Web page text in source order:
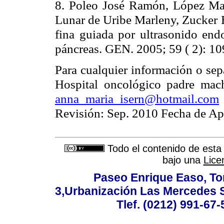
8. Poleo José Ramón, López
Lunar de Uribe Marleny,
fina guiada por ultrasonido
páncreas. GEN. 2005; 59 ( 2):
Para cualquier información o
Hospital oncológico padre
anna_maria_isern@hotmail.com
Revisión: Sep. 2010 Fecha de
Todo el contenido de
bajo una
Paseo Enrique Easo,
3,Urbanización Las Mercedes
Tlef. (0212) 991-